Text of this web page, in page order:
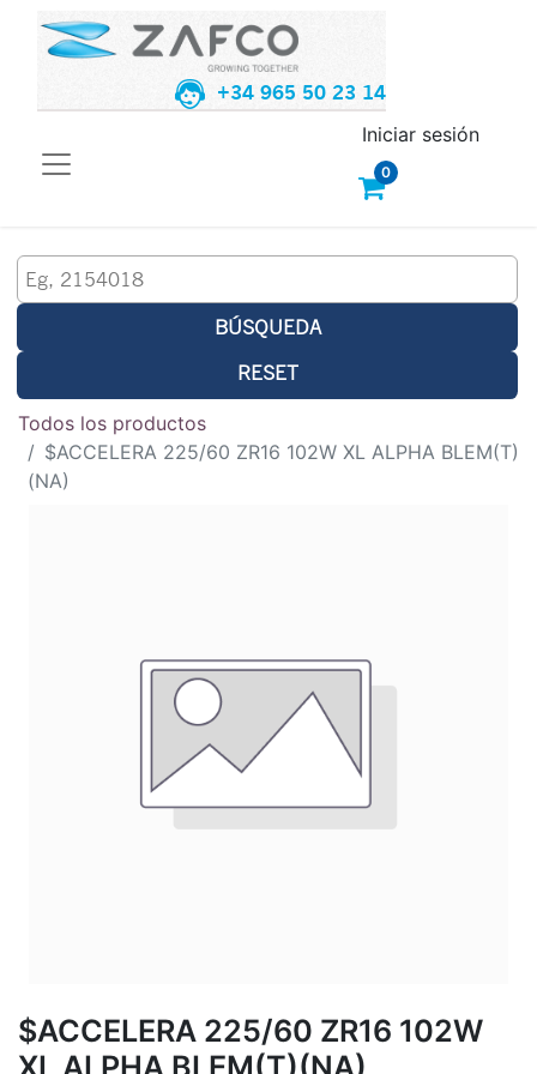
+34 965 50 23 14
0
Iniciar sesión
BÚSQUEDA
RESET
Todos los productos
$ACCELERA 225/60 ZR16 102W XL ALPHA BLEM(T)
(NA)
$ACCELERA 225/60 ZR16 102W
XL ALPHA BLEM(T)(NA)